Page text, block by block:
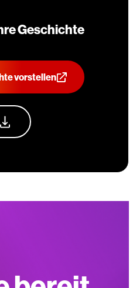
Geschichte
vorstellen